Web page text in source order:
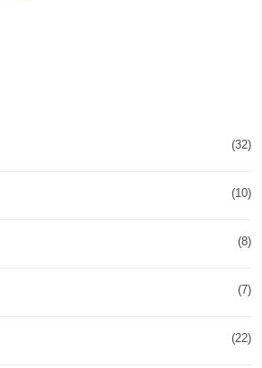
(32)
(10)
(8)
(7)
(22)